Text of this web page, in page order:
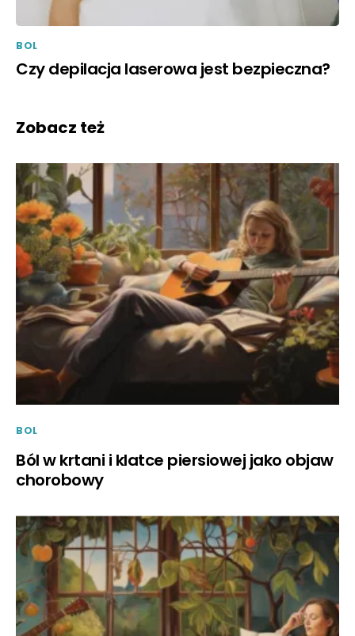
BOL
Czy depilacja laserowa jest bezpieczna?
Zobacz też
BOL
Ból w krtani i klatce piersiowej jako objaw
chorobowy